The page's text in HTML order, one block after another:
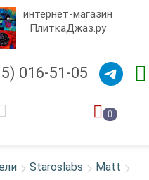
интернет-магазин
ПлиткаДжаз.ру
016-51-05
0
Staroslabs Matt